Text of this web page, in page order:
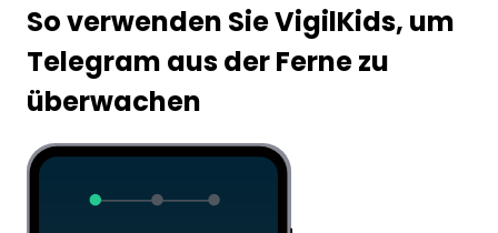
So verwenden Sie VigilKids, um
Telegram aus der Ferne zu
überwachen